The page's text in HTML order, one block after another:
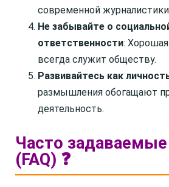
современной
Не забывайте о
ответственности:
всегда служит обществу.
Развивайтесь как
размышления обогащают
деятельность.
Часто
(FAQ) ❓